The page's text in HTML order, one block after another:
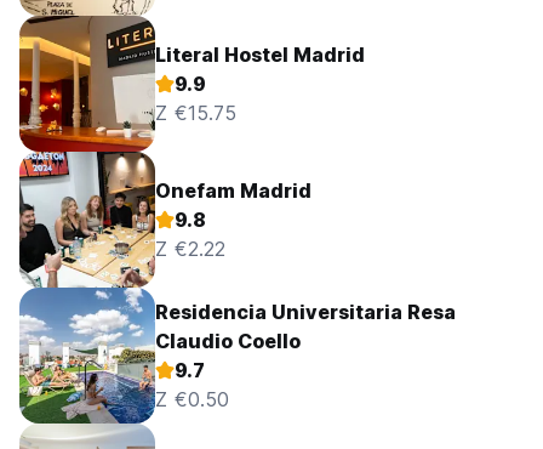
Literal Hostel Madrid
9.9
Z €15.75
Onefam Madrid
9.8
Z €2.22
Residencia Universitaria Resa
Claudio Coello
9.7
Z €0.50